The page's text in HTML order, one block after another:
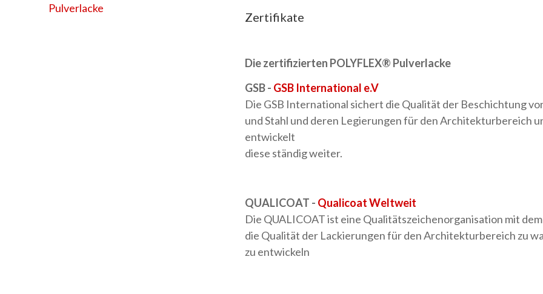
Pulverlacke
Zertifikate
Die zertifizierten POLYFLEX® Pulverlacke
GSB - GSB International e.V
Die GSB International sichert die Qualität der Beschichtung
und Stahl und deren Legierungen für den Architekturbereich
entwickelt
diese ständig weiter.
QUALICOAT - Qualicoat Weltweit
Die QUALICOAT ist eine Qualitätszeichenorganisation mit
die Qualität der Lackierungen für den Architekturbereich zu
zu entwickeln